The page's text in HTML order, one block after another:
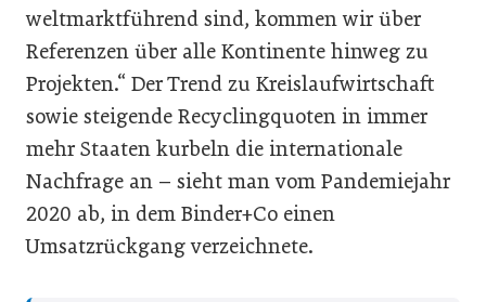
weltmarktführend sind, kommen wir über
Referenzen über alle Kontinente hinweg zu
Projekten.“ Der Trend zu Kreislaufwirtschaft
sowie steigende Recyclingquoten in immer
mehr Staaten kurbeln die internationale
Nachfrage an – sieht man vom Pandemiejahr
2020 ab, in dem Binder+Co einen
Umsatzrückgang verzeichnete.